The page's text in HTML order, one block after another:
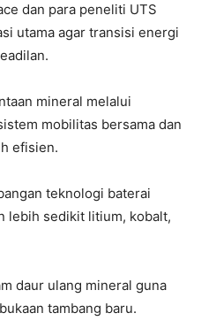
dan para peneliti UTS
utama agar transisi energi
mineral melalui
mobilitas bersama dan
efisien.
teknologi baterai
lebih sedikit litium, kobalt,
daur ulang mineral guna
tambang baru.